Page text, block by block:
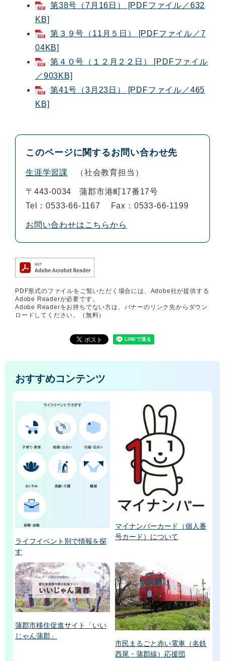
第38号（7月16日） [PDFファイル／632
KB]
第３９号（11月５日） [PDFファイル／7
04KB]
第４０号（１２月２２日） [PDFファイル
／903KB]
第41号（3月23日） [PDFファイル／465
KB]
このページに関するお問い合わせ先
生涯学習課 社会教育担当
〒443-0034
蒲郡市港町17番17号
Tel：0533-66-1167
Fax：0533-66-1199
お問い合わせはこちらから
PDF形式のファイルをご覧いただく場合には、Adobe社が提供する
Adobe Readerが必要です。
Adobe Readerをお持ちでない方は、バナーのリンク先からダウン
ロードしてください。（無料）
おすすめコンテンツ
ライフイベント別で情報を探
す
マイナンバーカード（個人番
号カード）について
蒲郡市移住促進サイト「いい
じゃん蒲郡」
市民まるごと赤い電車（名鉄
西尾・蒲郡線）応援団